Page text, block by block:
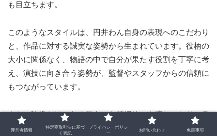
も目立ちます。
このようなスタイルは、円井わん自身の表現へのこだわり
と、作品に対する誠実な姿勢から生まれています。役柄の
大小に関係なく、物語の中で自分が果たす役割を丁寧に考
え、演技に向き合う姿勢が、監督やスタッフからの信頼に
もつながっています。
また、映像だけでなく舞台にも積極的に出演しており、身
体表現や空間の使い方を磨く場として舞台を大切にしてい
運営者情報
特定商取引法に基づ
く表記
プライバシーポリシ
ー
お問い合わせ 免責事項